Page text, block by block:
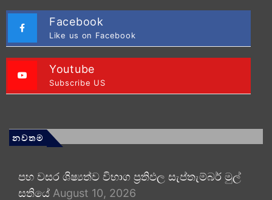
Facebook
Like us on Facebook
Youtube
Subscribe US
නවතම
පහ වසර ශිෂ්‍යත්ව විභාග ප්‍රතිඵල සැප්තැම්බර් මුල්
සතියේ August 10, 2026